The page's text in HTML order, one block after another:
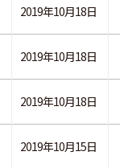
2019年10月18日
2019年10月18日
2019年10月18日
2019年10月15日